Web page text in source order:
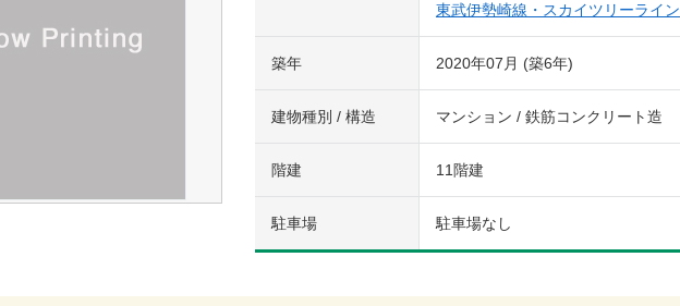
東武伊勢崎線・スカイツリーライン
築年 2020年07月 (築6年)
建物種別 / 構造 マンション / 鉄筋コンクリート造
階建 11階建
駐車場 駐車場なし